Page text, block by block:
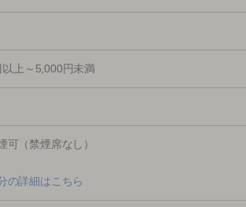
上～5,000円未満
可（禁煙席なし）
の詳細はこちら